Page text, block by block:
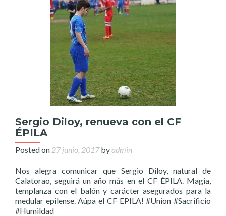
Sergio Diloy, renueva con el CF
ÉPILA
Posted on 27 junio, 2017byadmin
Nos alegra comunicar que Sergio Diloy, natural de
Calatorao, seguirá un año más en el CF ÉPILA. Magia,
templanza con el balón y carácter asegurados para la
medular epilense. Aúpa el CF EPILA! #Union #Sacrificio
#Humildad